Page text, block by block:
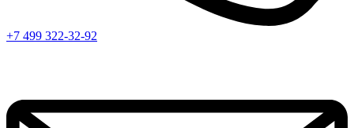
+7 499 322-32-92